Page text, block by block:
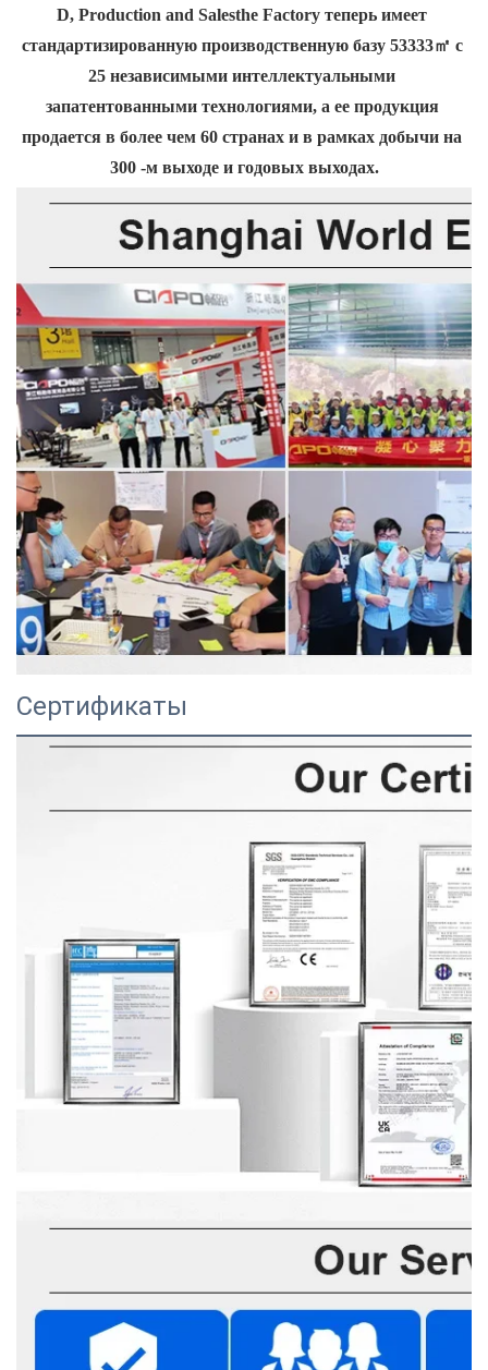
D, Production and Salesthe Factory теперь имеет
стандартизированную производственную базу 53333㎡ с
25 независимыми интеллектуальными
запатентованными технологиями, а ее продукция
продается в более чем 60 странах и в рамках добычи на
300 -м выходе и годовых выходах.
Сертификаты